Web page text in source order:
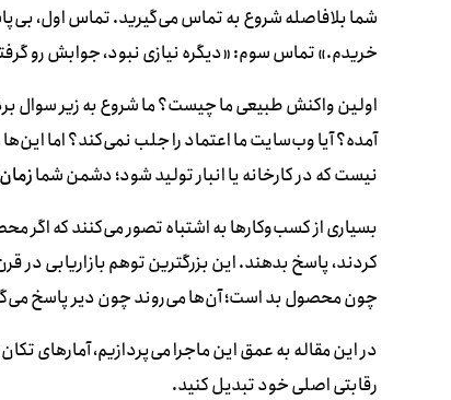
شما بلافاصله شروع به تماس می‌گیرید. تماس اول،
خریدم.» تماس سوم: «دیگره نیازی نبود، جوابش رو
اولین واکنش طبیعی ما چیست؟ ما شروع به زیر سوال
آمده؟ آیا وب‌سایت ما اعتماد را جلب نمی‌کند؟ اما
نیست که در کارخانه یا انبار تولید شود؛ دشمن شمازمان
بسیاری از کسب‌وکارها به اشتباه تصور می‌کنند که
کردند، پاسخ بدهند. این بزرگترین توهم بازاریابی
چون محصول بد است؛ آن‌ها می‌روند چون دیر پاسخ
در این مقاله به عمق این ماجرا می‌پردازیم، آمارهای
رقابتی اصلی خود تبدیل کنید.